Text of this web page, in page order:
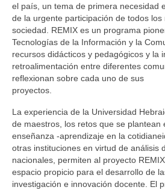
el país, un tema de primera necesidad
de la urgente participación de todos los
sociedad. REMIX es un programa
Tecnologías de la Información y la
recursos didácticos y pedagógicos y la
retroalimentación entre diferentes
reflexionan sobre cada uno de sus
proyectos.
La experiencia de la Universidad
de maestros, los retos que se plantean
enseñanza -aprendizaje en la
otras instituciones en virtud de análisis
nacionales, permiten al proyecto
espacio propicio para el desarrollo de
investigación e innovación docente. El